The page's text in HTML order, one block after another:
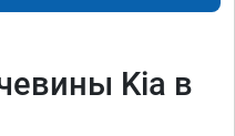
Kia в